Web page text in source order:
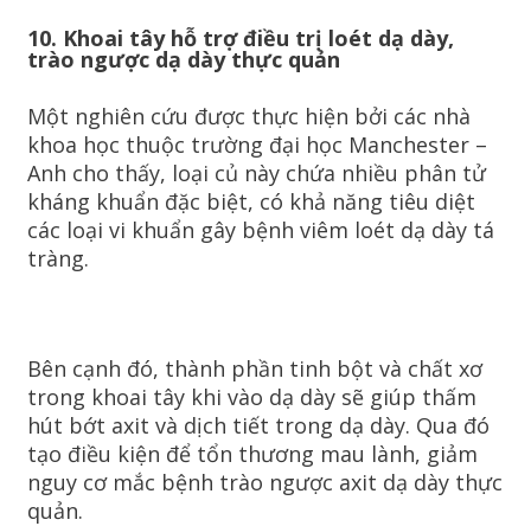
10. Khoai tây hỗ trợ điều trị loét dạ dày,
trào ngược dạ dày thực quản
Một nghiên cứu được thực hiện bởi các nhà
khoa học thuộc trường đại học Manchester –
Anh cho thấy, loại củ này chứa nhiều phân tử
kháng khuẩn đặc biệt, có khả năng tiêu diệt
các loại vi khuẩn gây bệnh viêm loét dạ dày tá
tràng.
Bên cạnh đó, thành phần tinh bột và chất xơ
trong khoai tây khi vào dạ dày sẽ giúp thấm
hút bớt axit và dịch tiết trong dạ dày. Qua đó
tạo điều kiện để tổn thương mau lành, giảm
nguy cơ mắc bệnh trào ngược axit dạ dày thực
quản.